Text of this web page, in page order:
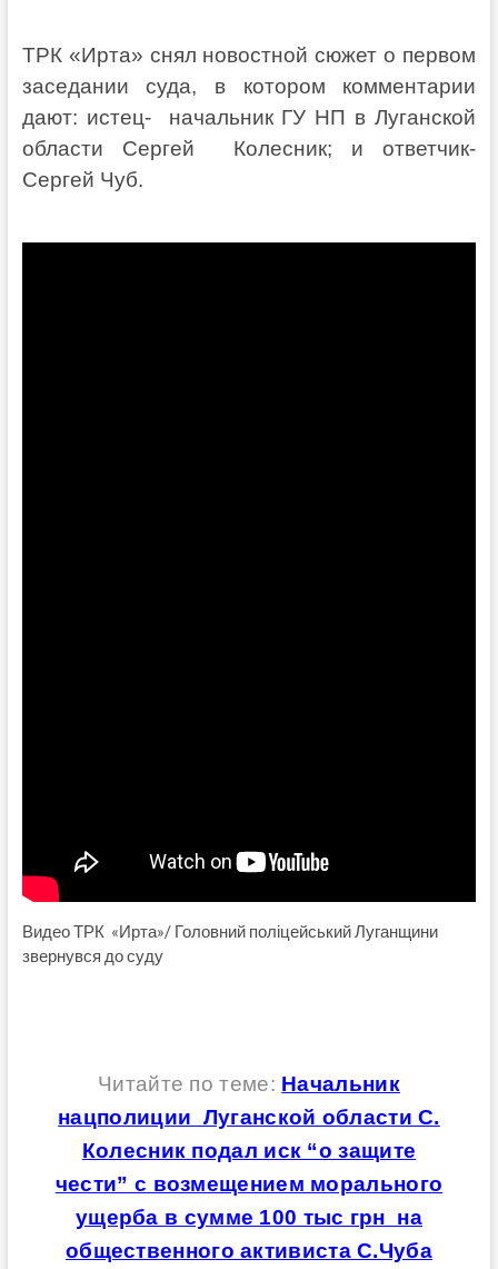
ТРК «Ирта» снял новостной сюжет о первом
заседании суда, в котором комментарии
дают: истец- начальник ГУ НП в Луганской
области Сергей Колесник; и ответчик-
Сергей Чуб.
Видео ТРК «Ирта»/ Головний поліцейський Луганщини
звернувся до суду
Читайте по теме: Начальник
нацполиции Луганской области С.
Колесник подал иск “о защите
чести” с возмещением морального
ущерба в сумме 100 тыс грн на
общественного активиста С.Чуба